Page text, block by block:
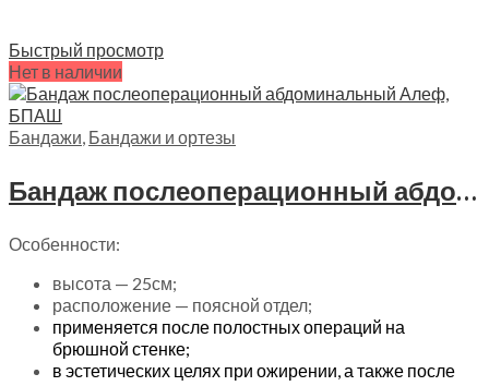
Быстрый просмотр
Нет в наличии
Бандажи, Бандажи и ортезы
Бандаж послеоперационный абдоминальный Алеф, БПАШ
Особенности:
высота — 25см;
расположение — поясной отдел;
применяется после полостных операций на
брюшной стенке;
в эстетических целях при ожирении, а также после